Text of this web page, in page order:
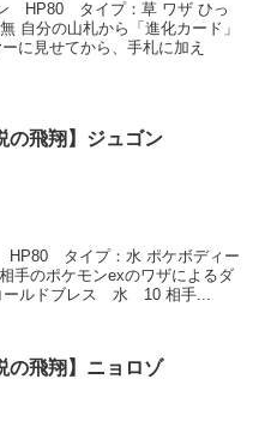
HP80 タイプ：草 ワザ ひっ
分の山札から「進化カード」
に見せてから、手札に加え
の飛翔】ジュゴン
HP80 タイプ：水 ポケボディー
手のポケモンexのワザによるダ
ールドブレス 水 10 相手...
の飛翔】ニョロゾ